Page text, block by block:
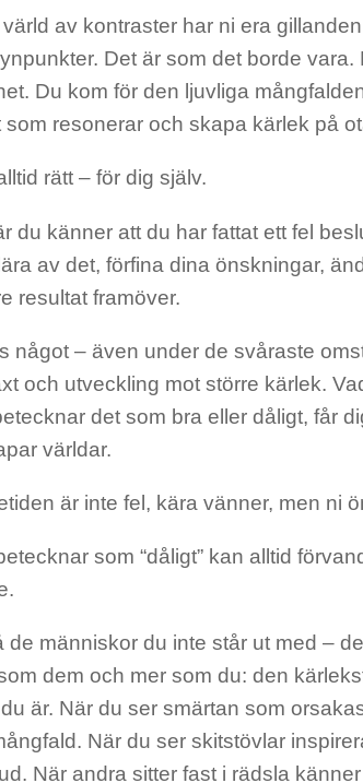
av kontraster har ni era
Det är som det borde vara.
Du kom för den ljuvliga
som resonerar och skapa kärlek på
rätt – för dig själv.
du känner att du har fattat ett fel
av det, förfina dina önskningar,
resultat framöver.
något – även under de svåraste
och utveckling mot större kärlek.
det som bra eller dåligt, får
världar.
är inte fel, kära vänner, men ni
som “dåligt” kan alltid
de människor du inte står ut med –
dem och mer som du: den
är. När du ser smärtan som
När du ser skitstövlar
När andra sitter fast i rädsla